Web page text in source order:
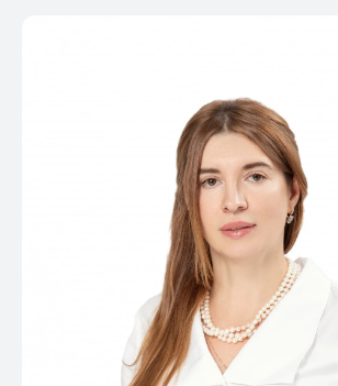
Контакты
Связаться с нами